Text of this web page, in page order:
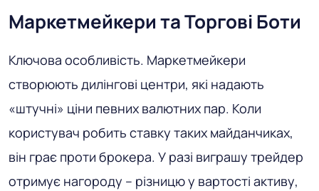
Маркетмейкери та Торгові Боти
Ключова особливість. Маркетмейкери
створюють дилінгові центри, які надають
«штучні» ціни певних валютних пар. Коли
користувач робить ставку таких майданчиках,
він грає проти брокера. У разі виграшу трейдер
отримує нагороду – різницю у вартості активу,